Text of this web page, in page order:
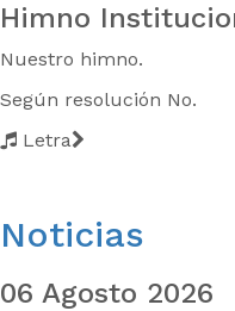
Himno
Nuestro himno.
Según resolución No.
Letra
Noticias
06 Agosto 2026